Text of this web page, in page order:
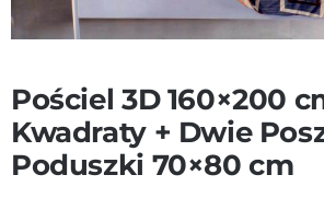
Pościel 3D 160×200
Kwadraty + Dwie
Poduszki 70×80 cm